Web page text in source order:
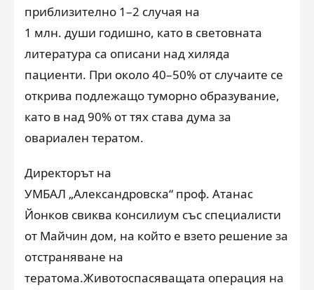
приблизително 1–2 случая на
1 млн. души годишно, като в световната
литература са описани над хиляда
пациенти. При около 40–50% от случаите се
открива подлежащо туморно образувание,
като в над 90% от тях става дума за
овариален тератом.
Директорът на
УМБАЛ „Александровска“ проф. Атанас
Йонков свиква консилиум със специалисти
от Майчин дом, на който е взето решение за
отстраняване на
тератома.Животоспасяващата операция на